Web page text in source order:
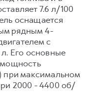
7.6 л/100
оснащается
рядным 4-
с
Его основные
мощность
при максимальном
2000 - 4400 об/